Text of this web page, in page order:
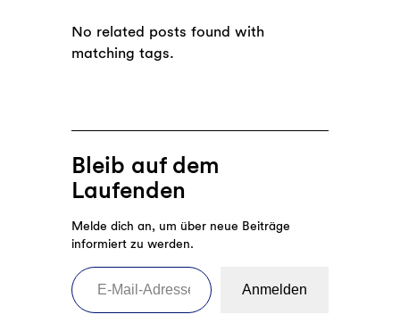
No related posts found with
matching tags.
Bleib auf dem
Laufenden
Melde dich an, um über neue Beiträge
informiert zu werden.
E-Mail-Adresse eingeben
Anmelden